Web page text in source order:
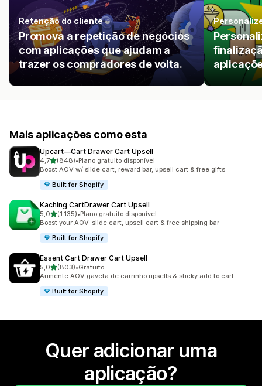
Retenção do cliente
Promova a repetição de negócios
com aplicações que ajudam a
trazer os compradores de volta.
Mais aplicações como esta
Upcart—Cart Drawer Cart Upsell
4,7de 5 estrelas
(848)
848 total de avaliações
•Plano gratuito disponível
Boost AOV w/ slide cart, reward bar, upsell cart & free gifts
Built for Shopify
Kaching CartDrawer Cart Upsell
5,0de 5 estrelas
(1.135)
1135 total de avaliações
•Plano gratuito disponível
Boost your AOV: slide cart, upsell cart & free shipping bar
Built for Shopify
Essent Cart Drawer Cart Upsell
5,0de 5 estrelas
(803)
803 total de avaliações
•Gratuito
Aumente AOV gaveta de carrinho upsells & sticky add to cart
Built for Shopify
Quer adicionar uma
aplicação?